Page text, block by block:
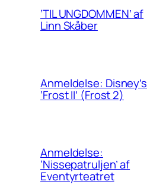
‘TIL UNGDOMMEN’ af
Linn Skåber
Anmeldelse: Disney’s
‘Frost II’ (Frost 2)
Anmeldelse:
‘Nissepatruljen’ af
Eventyrteatret